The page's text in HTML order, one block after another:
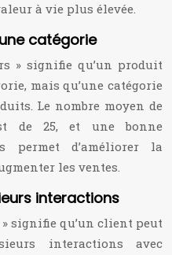
à vie plus élevée.
catégorie
» signifie qu’un produit
mais qu’une catégorie
Le nombre moyen de
de 25, et une bonne
permet d’améliorer la
les ventes.
interactions
signifie qu’un client peut
interactions avec